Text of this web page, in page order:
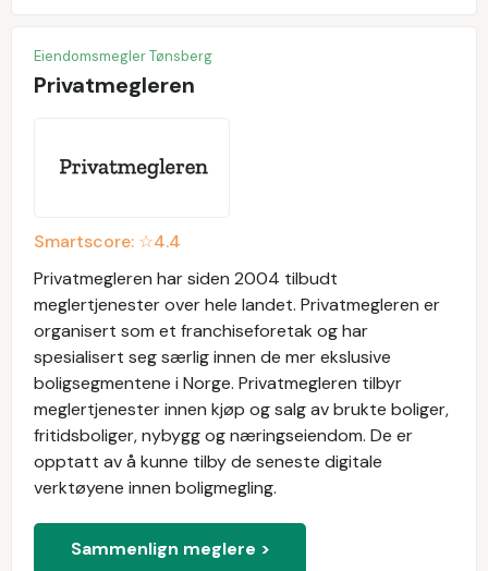
Eiendomsmegler Tønsberg
Privatmegleren
Smartscore: ☆4.4
Privatmegleren har siden 2004 tilbudt
meglertjenester over hele landet. Privatmegleren er
organisert som et franchiseforetak og har
spesialisert seg særlig innen de mer ekslusive
boligsegmentene i Norge. Privatmegleren tilbyr
meglertjenester innen kjøp og salg av brukte boliger,
fritidsboliger, nybygg og næringseiendom. De er
opptatt av å kunne tilby de seneste digitale
verktøyene innen boligmegling.
Sammenlign meglere >